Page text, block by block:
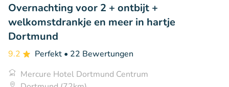
Overnachting voor 2 + ontbijt +
welkomstdrankje en meer in hartje
Dortmund
9.2 Perfekt • 22 Bewertungen
Mercure Hotel Dortmund Centrum